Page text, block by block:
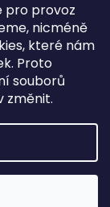
pro provoz
nicméně
které nám
Proto
souborů
změnit.
17.12
vyhradené.